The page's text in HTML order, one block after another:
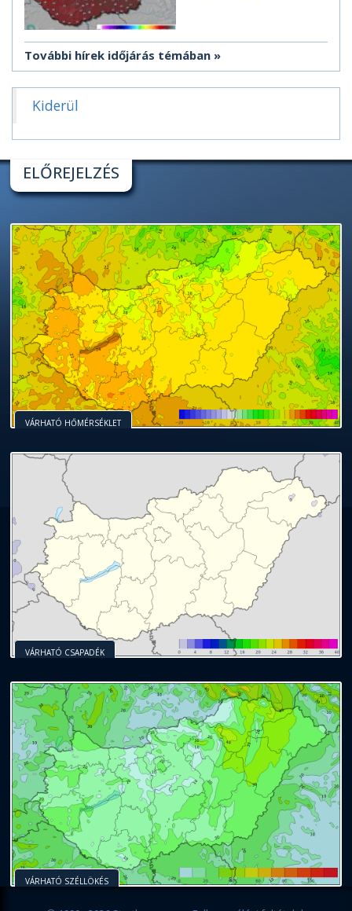
További hírek időjárás témában
Kiderül
ELŐREJELZÉS
VÁRHATÓ HŐMÉRSÉKLET
VÁRHATÓ CSAPADÉK
VÁRHATÓ SZÉLLÖKÉS